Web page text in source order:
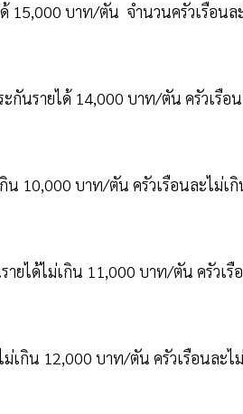
15,000 บาท/ตัน จำนวนครัวเรือนล
นรายได้ 14,000 บาท/ตัน ครัวเรือ
น 10,000 บาท/ตัน ครัวเรือนละไม่เ
ยได้ไม่เกิน 11,000 บาท/ตัน ครัวเรื
ม่เกิน 12,000 บาท/ตัน ครัวเรือนละไ